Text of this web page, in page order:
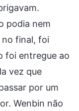
podia nem
no final, foi
foi entregue ao
vez que
por um
Wenbin não